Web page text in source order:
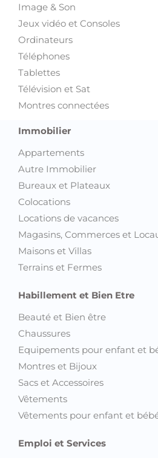
Image & Son
Jeux vidéo et Consoles
Ordinateurs
Téléphones
Tablettes
Télévision et Sat
Montres connectées
Immobilier
Appartements
Autre Immobilier
Bureaux et Plateaux
Colocations
Locations de vacances
Magasins, Commerces et
Maisons et Villas
Terrains et Fermes
Habillement et Bien Etre
Beauté et Bien être
Chaussures
Equipements pour enfant et
Montres et Bijoux
Sacs et Accessoires
Vêtements
Vêtements pour enfant et
Emploi et Services